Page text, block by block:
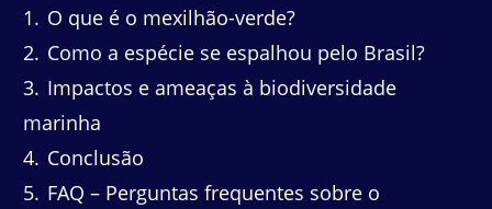
1
O que é o mexilhão-verde?
2 Como a espécie se espalhou pelo Brasil?
3 Impactos e ameaças à biodiversidade
marinha
4 Conclusão
5 FAQ – Perguntas frequentes sobre o